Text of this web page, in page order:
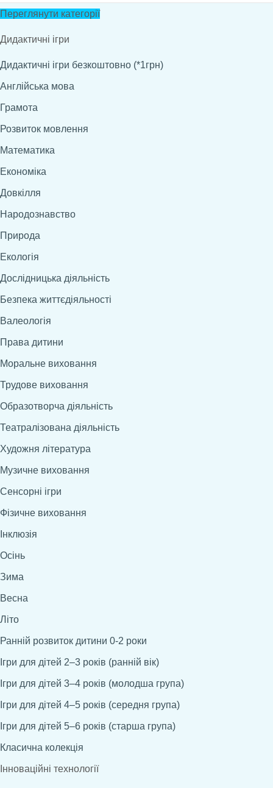
Переглянути категорії
Дидактичні ігри
Дидактичні ігри безкоштовно (*1грн)
Англійська мова
Грамота
Розвиток мовлення
Математика
Економіка
Довкілля
Народознавство
Природа
Екологія
Дослідницька діяльність
Безпека життєдіяльності
Валеологія
Права дитини
Моральне виховання
Трудове виховання
Образотворча діяльність
Театралізована діяльність
Художня література
Музичне виховання
Сенсорні ігри
Фізичне виховання
Інклюзія
Осінь
Зима
Весна
Літо
Ранній розвиток дитини 0-2 роки
Ігри для дітей 2–3 років (ранній вік)
Ігри для дітей 3–4 років (молодша група)
Ігри для дітей 4–5 років (середня група)
Ігри для дітей 5–6 років (старша група)
Класична колекція
Інноваційні технології